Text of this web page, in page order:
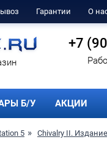
Гарантии О
+7
Б/У АКЦИИ
5 Chivalry II.